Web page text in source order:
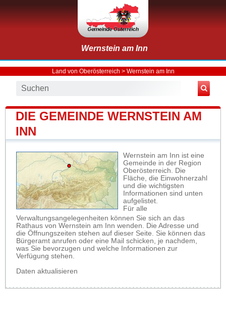
Wernstein am Inn
Land von Oberösterreich > Wernstein am Inn
DIE GEMEINDE WERNSTEIN AM
INN
Wernstein am Inn ist eine
Gemeinde in der Region
Oberösterreich. Die
Fläche, die Einwohnerzahl
und die wichtigsten
Informationen sind unten
aufgelistet.
Für alle
Verwaltungsangelegenheiten können Sie sich an das
Rathaus von Wernstein am Inn wenden. Die Adresse und
die Öffnungszeiten stehen auf dieser Seite. Sie können das
Bürgeramt anrufen oder eine Mail schicken, je nachdem,
was Sie bevorzugen und welche Informationen zur
Verfügung stehen.
Daten aktualisieren